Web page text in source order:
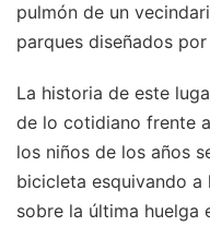
pulmón de un
parques diseñados
La historia de este
de lo cotidiano frente
los niños de los años
bicicleta esquivando
sobre la última huelga